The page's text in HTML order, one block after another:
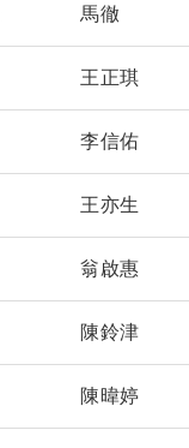
馬徹
王正琪
李信佑
王亦生
翁啟惠
陳鈴津
陳暐婷